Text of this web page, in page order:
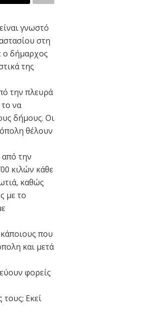
γνωστό
στη
ο δήμαρχος
της
την πλευρά
να
δήμους. Οι
θέλουν
από την
κιλών κάθε
καθώς
με το
που
και μετά
φορείς
Εκεί